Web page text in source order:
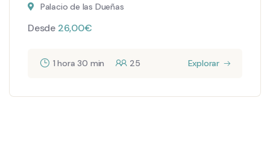
Palacio de las Dueñas
Desde 26,00€
1 hora 30 min 25 Explorar